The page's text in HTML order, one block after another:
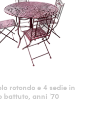
rotondo e 4 sedie in
battuto, anni '70